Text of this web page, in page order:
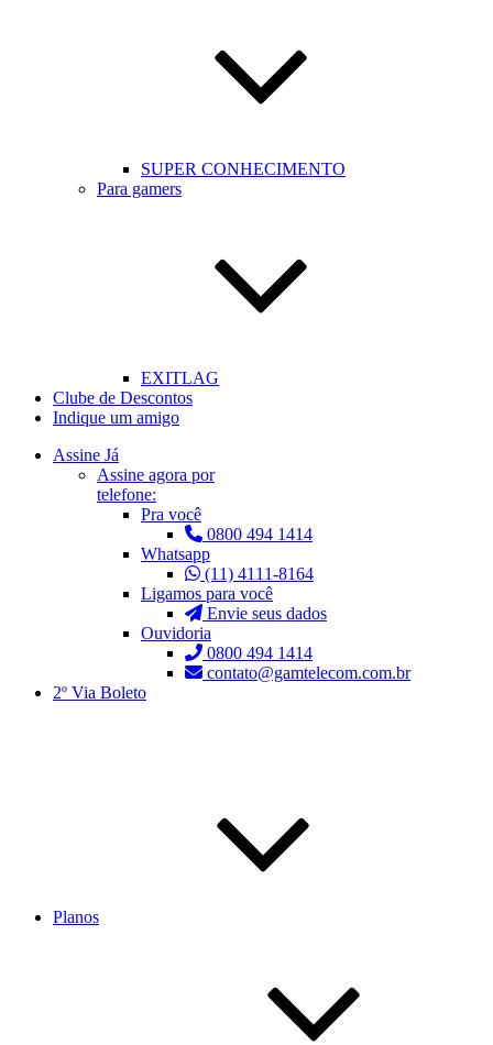
SUPER CONHECIMENTO
Para gamers
EXITLAG
Clube de Descontos
Indique um amigo
Assine Já
Assine agora por
telefone:
Pra você
0800 494 1414
Whatsapp
(11) 4111-8164
Ligamos para você
Envie seus dados
Ouvidoria
0800 494 1414
contato@gamtelecom.com.br
2º Via Boleto
Planos